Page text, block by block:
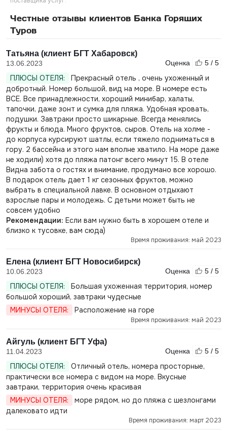
Честные отзывы клиентов Банка Горящих
Туров
Татьяна (клиент БГТ Хабаровск)
13.06.2023 Оценка 5 / 5
ПЛЮСЫ ОТЕЛЯ:
Прекрасный отель , очень ухоженный и
добротный. Номер большой, вид на море. В номере есть
ВСЕ. Все принадлежности, хороший минибар, халаты,
тапочки, даже зонт и сумка для пляжа. Удобная кровать,
подушки. Завтраки просто шикарные. Всегда менялись
фрукты и блюда. Много фруктов, сыров. Отель на холме -
до корпуса курсируют шатлы, если тяжело подниматься в
гору. 2 бассейна и этого нам вполне хватило. На море даже
не ходили) хотя до пляжа патонг всего минут 15. В отеле
Видна забота о гостях и внимание, продумано все хорошо.
В подарок отель дает 1 кг сезонных фруктов, можно
выбрать в специальной лавке. В основном отдыхают
взрослые пары и молодежь. С детьми может быть не
совсем удобно
Рекомендации: Если вам нужно быть в хорошем отеле и
близко к тусовке, вам сюда)
Время проживания: май 2023
Елена (клиент БГТ Новосибирск)
10.06.2023 Оценка 5 / 5
ПЛЮСЫ ОТЕЛЯ:
Большая ухоженная территория, номер
большой хороший, завтраки чудесные
МИНУСЫ ОТЕЛЯ:
Расположение на горе
Время проживания: май 2023
Айгуль (клиент БГТ Уфа)
11.04.2023 Оценка 5 / 5
ПЛЮСЫ ОТЕЛЯ:
Отличный отель, номера просторные,
практически все номера с видом на море. Вкусные
завтраки, территория очень красивая
МИНУСЫ ОТЕЛЯ:
море рядом, но до пляжа с шезлонгами
далековато идти
Время проживания: март 2023